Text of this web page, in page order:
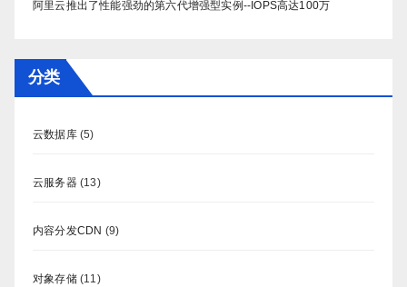
阿里云推出了性能强劲的第六代增强型实例--IOPS高达100万
分类
云数据库(5)
云服务器(13)
内容分发CDN (9)
对象存储(11)